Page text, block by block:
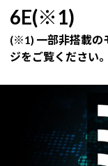
6E(※1)
(※1) 一部非搭載の
ジをご覧ください。